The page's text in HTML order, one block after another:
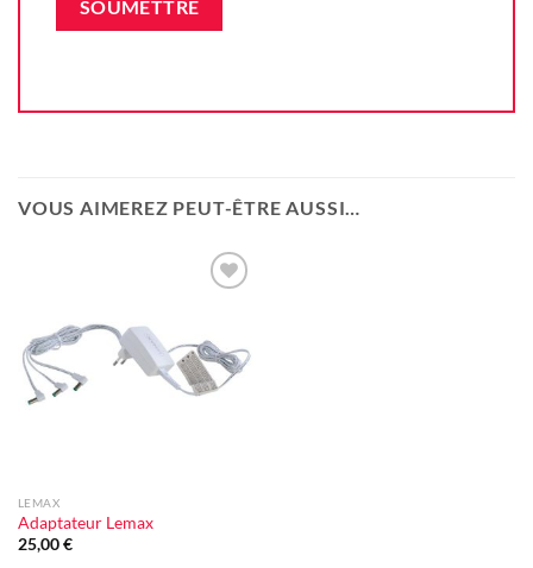
VOUS AIMEREZ PEUT-ÊTRE AUSSI…
d'envie
LEMAX
Adaptateur Lemax
25,00€